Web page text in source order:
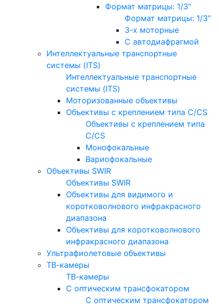
Формат матрицы: 1/3"
Формат матрицы: 1/3"
3-х моторные
С автодиафрагмой
Интеллектуальные транспортные
системы (ITS)
Интеллектуальные транспортные
системы (ITS)
Моторизованные объективы
Объективы с креплением типа C/CS
Объективы с креплением типа
C/CS
Монофокальные
Вариофокальные
Объективы SWIR
Объективы SWIR
Объективы для видимого и
коротковолнового инфракрасного
диапазона
Объективы для коротковолнового
инфракрасного диапазона
Ультрафиолетовые объективы
ТВ-камеры
ТВ-камеры
С оптическим трансфокатором
С оптическим трансфокатором